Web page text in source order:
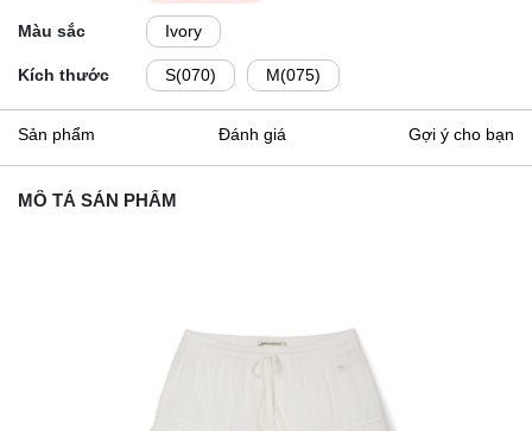
Màu sắc Ivory
Kích thước S(070) M(075)
Sản phẩm Đánh giá Gợi ý cho bạn
MÔ TẢ SẢN PHẨM